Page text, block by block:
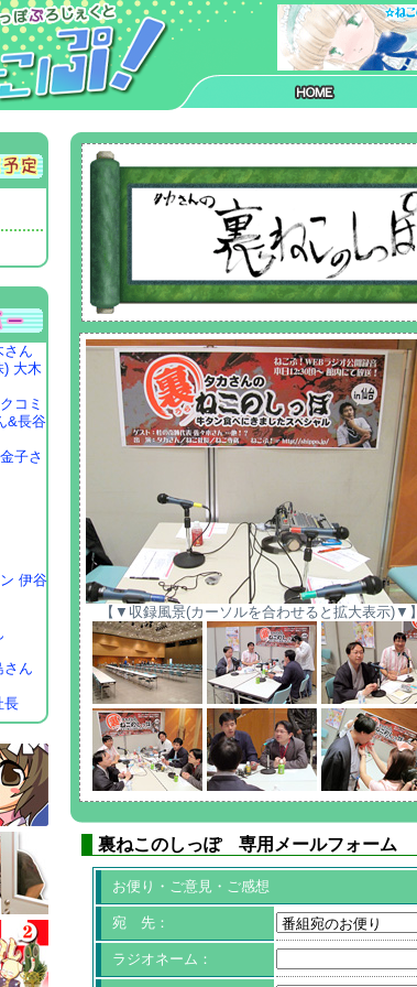
【▼収録風景(カーソルを合わせると拡大表示)▼】
裏ねこのしっぽ 専用メールフォーム
お便り・ご意見・ご感想
宛 先：
ラジオネーム：
さん
) 大木
コミ
&長谷
子さ
伊谷
さん
長